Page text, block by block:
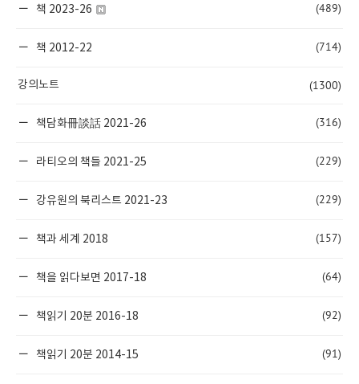
책 2023-26 (489)
책 2012-22 (714)
강의노트 (1300)
책담화冊談話 2021-26 (316)
라티오의 책들 2021-25 (229)
강유원의 북리스트 2021-23 (229)
책과 세계 2018 (157)
책을 읽다보면 2017-18 (64)
책읽기 20분 2016-18 (92)
책읽기 20분 2014-15 (91)